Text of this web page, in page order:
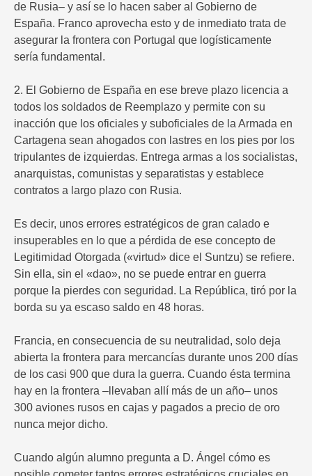
de Rusia– y así se lo hacen saber al Gobierno de
España. Franco aprovecha esto y de inmediato trata de
asegurar la frontera con Portugal que logísticamente
sería fundamental.
2. El Gobierno de España en ese breve plazo licencia a
todos los soldados de Reemplazo y permite con su
inacción que los oficiales y suboficiales de la Armada en
Cartagena sean ahogados con lastres en los pies por los
tripulantes de izquierdas. Entrega armas a los socialistas,
anarquistas, comunistas y separatistas y establece
contratos a largo plazo con Rusia.
Es decir, unos errores estratégicos de gran calado e
insuperables en lo que a pérdida de ese concepto de
Legitimidad Otorgada («virtud» dice el Suntzu) se refiere.
Sin ella, sin el «dao», no se puede entrar en guerra
porque la pierdes con seguridad. La República, tiró por la
borda su ya escaso saldo en 48 horas.
Francia, en consecuencia de su neutralidad, solo deja
abierta la frontera para mercancías durante unos 200 días
de los casi 900 que dura la guerra. Cuando ésta termina
hay en la frontera –llevaban allí más de un año– unos
300 aviones rusos en cajas y pagados a precio de oro
nunca mejor dicho.
Cuando algún alumno pregunta a D. Ángel cómo es